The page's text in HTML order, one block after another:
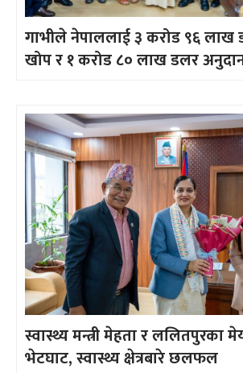
गाभीले नेपाललाई ३ करोड ९६ लाख
खोप र १ करोड ८० लाख डलर
स्वास्थ्य मन्त्री मेहता र ललितपुरका
भेटघाट, स्वास्थ्य क्षेत्रबारे छलफल